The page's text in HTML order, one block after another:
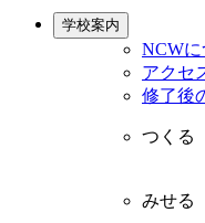
学校案内
NCWに
アクセ
修了後
つくる
みせる